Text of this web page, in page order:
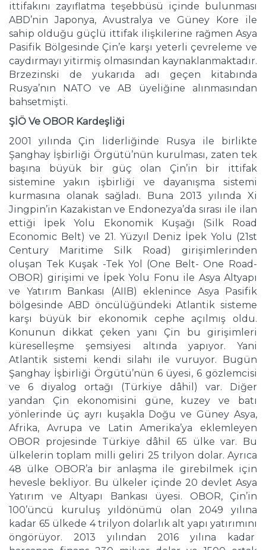
ittifakını zayıflatma teşebbüsü içinde bulunması
ABD’nin Japonya, Avustralya ve Güney Kore ile
sahip olduğu güçlü ittifak ilişkilerine rağmen Asya
Pasifik Bölgesinde Çin’e karşı yeterli çevreleme ve
caydırmayı yitirmiş olmasından kaynaklanmaktadır.
Brzezinski de yukarıda adı geçen kitabında
Rusya’nın NATO ve AB üyeliğine alınmasından
bahsetmişti.
ŞİÖ Ve OBOR Kardeşliği
2001 yılında Çin liderliğinde Rusya ile birlikte
Şanghay İşbirliği Örgütü’nün kurulması, zaten tek
başına büyük bir güç olan Çin’in bir ittifak
sistemine yakın işbirliği ve dayanışma sistemi
kurmasına olanak sağladı. Buna 2013 yılında Xi
Jingpin’in Kazakistan ve Endonezya’da sırası ile ilan
ettiği İpek Yolu Ekonomik Kuşağı (Silk Road
Economic Belt) ve 21. Yüzyıl Deniz İpek Yolu (21st
Century Maritime Silk Road) girişimlerinden
oluşan Tek Kuşak -Tek Yol (One Belt- One Road-
OBOR) girişimi ve İpek Yolu Fonu ile Asya Altyapı
ve Yatırım Bankası (AIIB) eklenince Asya Pasifik
bölgesinde ABD öncülüğündeki Atlantik sisteme
karşı büyük bir ekonomik cephe açılmış oldu.
Konunun dikkat çeken yanı Çin bu girişimleri
küreselleşme şemsiyesi altında yapıyor. Yani
Atlantik sistemi kendi silahı ile vuruyor. Bugün
Şanghay İşbirliği Örgütü’nün 6 üyesi, 6 gözlemcisi
ve 6 diyalog ortağı (Türkiye dâhil) var. Diğer
yandan Çin ekonomisini güne, kuzey ve batı
yönlerinde üç ayrı kuşakla Doğu ve Güney Asya,
Afrika, Avrupa ve Latin Amerika’ya eklemleyen
OBOR projesinde Türkiye dâhil 65 ülke var. Bu
ülkelerin toplam milli geliri 25 trilyon dolar. Ayrıca
48 ülke OBOR’a bir anlaşma ile girebilmek için
hevesle bekliyor. Bu ülkeler içinde 20 devlet Asya
Yatırım ve Altyapı Bankası üyesi. OBOR, Çin’in
100’üncü kuruluş yıldönümü olan 2049 yılına
kadar 65 ülkede 4 trilyon dolarlık alt yapı yatırımını
öngörüyor. 2013 yılından 2016 yılına kadar